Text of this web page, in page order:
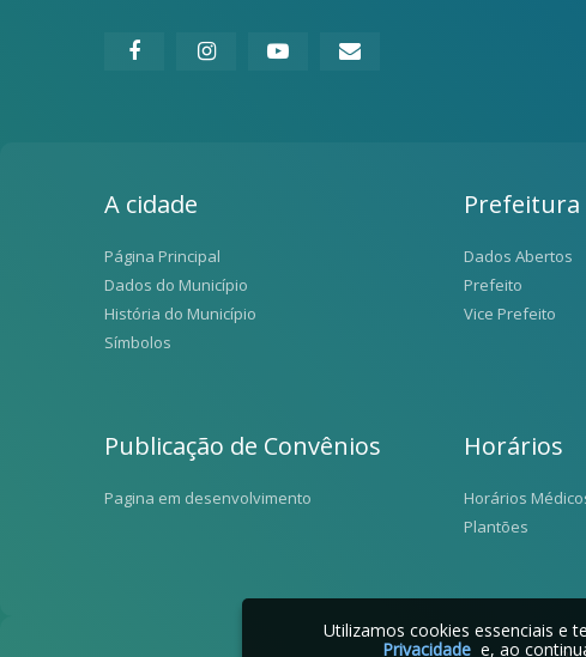
A cidade
Página Principal
Dados do Município
História do Município
Símbolos
Prefeitura
Dados Abertos
Prefeito
Vice Prefeito
Publicação de Convênios
Pagina em desenvolvimento
Horários
Horários
Plantões
Utilizamos cookies essenciais e
Privacidade e, ao